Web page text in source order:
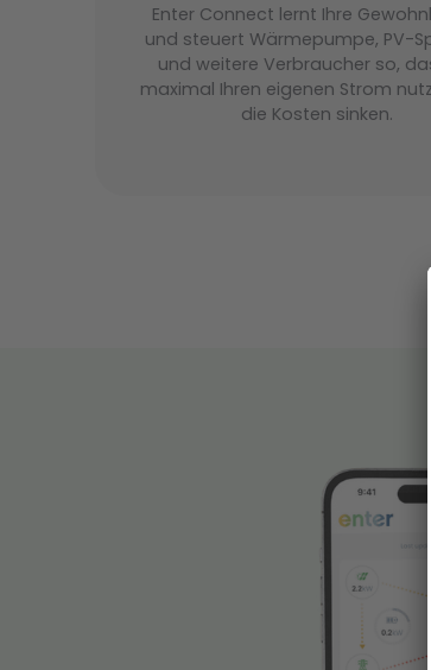
Enter Connect lernt Ihre
und steuert Wärmepumpe, PV-
und weitere Verbraucher so,
maximal Ihren eigenen Strom
die Kosten sinken.